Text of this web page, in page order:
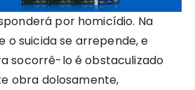
por homicídio. Na
o suicida se arrepende, e
socorrê-lo é obstaculizado
obra dolosamente,